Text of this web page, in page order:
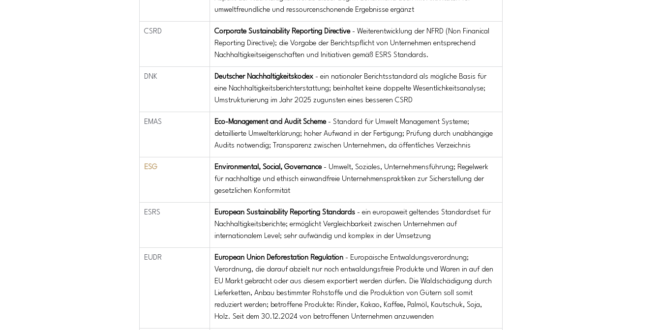
umweltfreundliche und ressourcenschonende Ergebnisse ergänzt
CSRD Corporate Sustainability Reporting Directive - Weiterentwicklung der NFRD (Non Finanical
Reporting Directive); die Vorgabe der Berichtspflicht von Unternehmen entsprechend
Nachhaltigkeitseigenschaften und Initiativen gemäß ESRS Standards.
DNK Deutscher Nachhaltigkeitskodex - ein nationaler Berichtsstandard als mögliche Basis für
eine Nachhaltigkeitsberichterstattung; beinhaltet keine doppelte Wesentlichkeitsanalyse;
Umstrukturierung im Jahr 2025 zugunsten eines besseren CSRD
EMAS Eco-Management and Audit Scheme - Standard für Umwelt Management Systeme;
detaillierte Umwelterklärung; hoher Aufwand in der Fertigung; Prüfung durch unabhängige
Audits notwendig; Transparenz zwischen Unternehmen, da öffentliches Verzeichnis
ESG Environmental, Social, Governance - Umwelt, Soziales, Unternehmensführung; Regelwerk
für nachhaltige und ethisch einwandfreie Unternehmenspraktiken zur Sicherstellung der
gesetzlichen Konformität
ESRS European Sustainability Reporting Standards - ein europaweit geltendes Standardset für
Nachhaltigkeitsberichte; ermöglicht Vergleichbarkeit zwischen Unternehmen auf
internationalem Level; sehr aufwändig und komplex in der Umsetzung
EUDR European Union Deforestation Regulation - Europäische Entwaldungsverordnung;
Verordnung, die darauf abzielt nur noch entwaldungsfreie Produkte und Waren in auf den
EU Markt gebracht oder aus diesem exportiert werden dürfen. Die Waldschädigung durch
Lieferketten, Anbau bestimmter Rohstoffe und die Produktion von Gütern soll somit
reduziert werden; betroffene Produkte: Rinder, Kakao, Kaffee, Palmöl, Kautschuk, Soja,
Holz. Seit dem 30.12.2024 von betroffenen Unternehmen anzuwenden